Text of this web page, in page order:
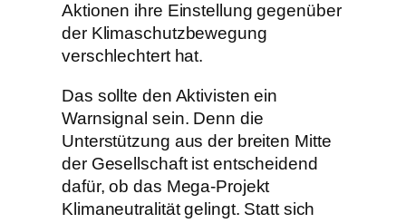
Aktionen ihre Einstellung gegenüber
der Klimaschutzbewegung
verschlechtert hat.
Das sollte den Aktivisten ein
Warnsignal sein. Denn die
Unterstützung aus der breiten Mitte
der Gesellschaft ist entscheidend
dafür, ob das Mega-Projekt
Klimaneutralität gelingt. Statt sich